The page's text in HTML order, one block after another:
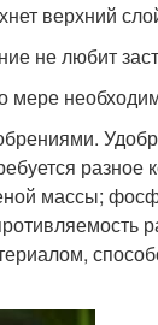
верхний
не любит
мере
разное
массы;